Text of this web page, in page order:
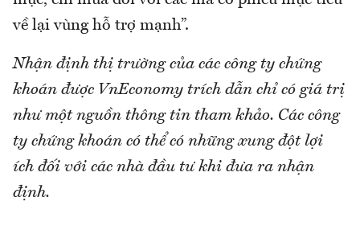
về lại vùng hỗ trợ mạnh”.
Nhận định thị trường của các công ty chứng
khoán được VnEconomy trích dẫn chỉ có giá trị
như một nguồn thông tin tham khảo. Các công
ty chứng khoán có thể có những xung đột lợi
ích đối với các nhà đầu tư khi đưa ra nhận
định.